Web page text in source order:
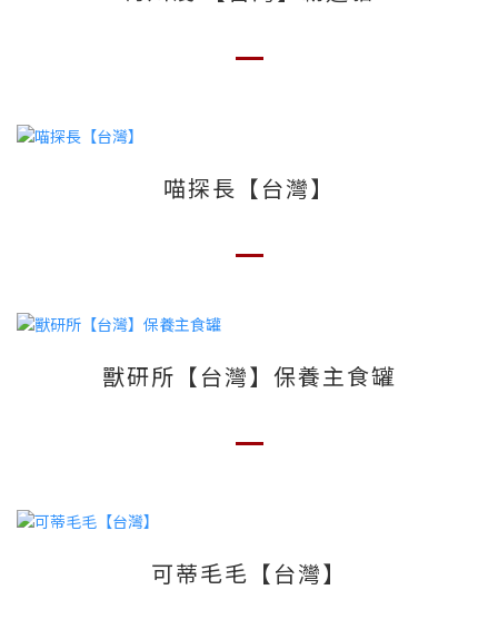
喵探長【台灣】
獸研所【台灣】保養主食罐
可蒂毛毛【台灣】